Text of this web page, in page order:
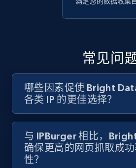
常见问
哪些因素促使 Bright
各类 IP 的更佳选择？
与 IPBurger 相比，
确保更高的网页抓取成
性？